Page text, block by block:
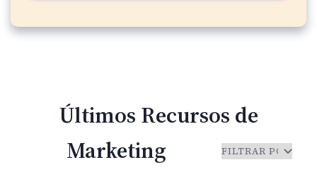
Últimos Recursos de
Marketing